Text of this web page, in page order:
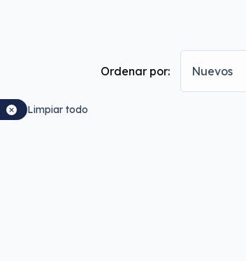
Ordenar por: Nuevos
Limpiar todo